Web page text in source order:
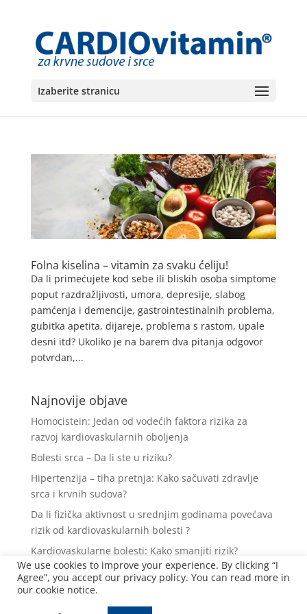
Izaberite stranicu
Folna kiselina – vitamin za svaku ćeliju!
Da li primećujete kod sebe ili bliskih osoba simptome
poput razdražljivosti, umora, depresije, slabog
pamćenja i demencije, gastrointestinalnih problema,
gubitka apetita, dijareje, problema s rastom, upale
desni itd? Ukoliko je na barem dva pitanja odgovor
potvrdan,...
Najnovije objave
Homocistein: Jedan od vodećih faktora rizika za
razvoj kardiovaskularnih oboljenja
Bolesti srca – Da li ste u riziku?
Hipertenzija – tiha pretnja: Kako sačuvati zdravlje
srca i krvnih sudova?
Da li fizička aktivnost u srednjim godinama povećava
rizik od kardiovaskularnih bolesti ?
Kardiovaskularne bolesti: Kako smanjiti rizik?
We use cookies to improve your experience. By clicking “I
Agree”, you accept our privacy policy. You can read more in
our cookie notice.